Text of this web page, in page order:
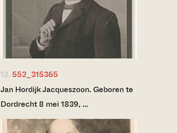
12. 552_315365
Jan Hordijk Jacqueszoon. Geboren te
Dordrecht 8 mei 1839, …